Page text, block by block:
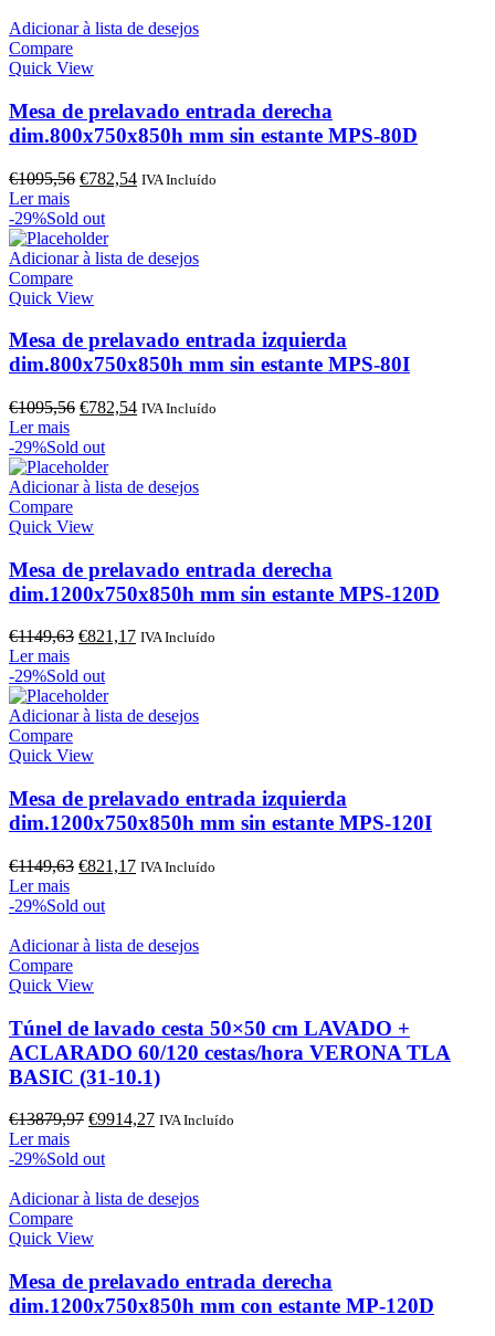
Adicionar à lista de desejos
Compare
Quick View
Mesa de prelavado entrada derecha
dim.800x750x850h mm sin estante MPS-80D
€1095,56 O
original
era:
€1095,56.
€782,54O
€782,54.
IVA Incluído
Ler mais
-29%Sold out
Adicionar à lista de desejos
Compare
Quick View
Mesa de prelavado entrada izquierda
dim.800x750x850h mm sin estante MPS-80I
€1095,56 O
original
era:
€1095,56.
€782,54O
€782,54.
IVA Incluído
Ler mais
-29%Sold out
Adicionar à lista de desejos
Compare
Quick View
Mesa de prelavado entrada derecha
dim.1200x750x850h mm sin estante MPS-120D
€1149,63 O
original
era:
€1149,63.
€821,17O
€821,17.
IVA Incluído
Ler mais
-29%Sold out
Adicionar à lista de desejos
Compare
Quick View
Mesa de prelavado entrada izquierda
dim.1200x750x850h mm sin estante MPS-120I
€1149,63 O
original
€1149,63.
€821,17O
€821,17.
IVA Incluído
Ler mais
-29%Sold out
Adicionar à lista de desejos
Compare
Quick View
Túnel de lavado cesta 50×50 cm LAVADO +
ACLARADO 60/120 cestas/hora VERONA TLA
BASIC (31-10.1)
€13879,97 O
original
€13879,97.
€9914,27O
€9914,27.
IVA Incluído
Ler mais
-29%Sold out
Adicionar à lista de desejos
Compare
Quick View
Mesa de prelavado entrada derecha
dim.1200x750x850h mm con estante MP-120D